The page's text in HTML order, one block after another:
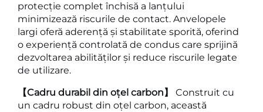
protecție complet închisă a lanțului
minimizează riscurile de contact. Anvelopele
largi oferă aderență și stabilitate sporită, oferind
o experiență controlată de condus care sprijină
dezvoltarea abilităților și reduce riscurile legate
de utilizare.
【Cadru durabil din oțel carbon】 Construit cu
un cadru robust din oțel carbon, această